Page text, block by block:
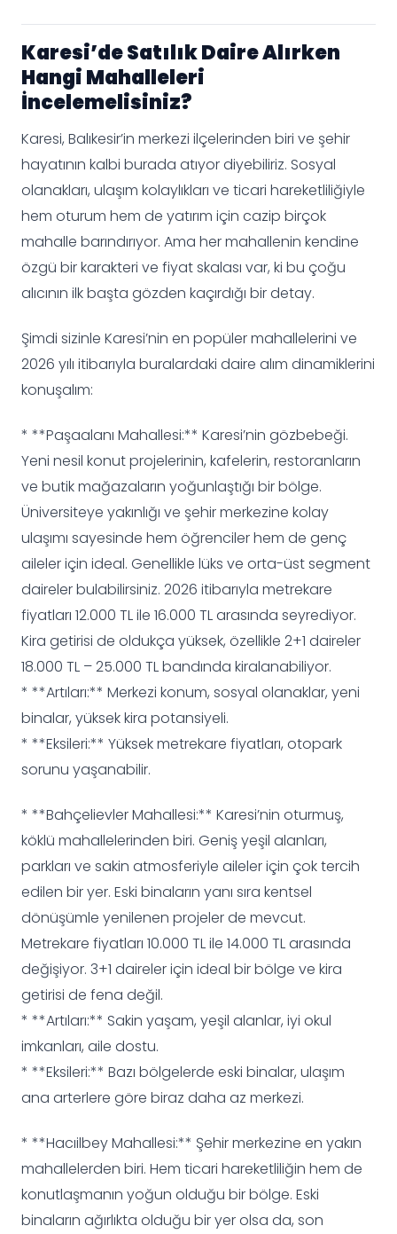
Karesi’de Satılık Daire Alırken
Hangi Mahalleleri
İncelemelisiniz?
Karesi, Balıkesir’in merkezi ilçelerinden biri ve şehir
hayatının kalbi burada atıyor diyebiliriz. Sosyal
olanakları, ulaşım kolaylıkları ve ticari hareketliliğiyle
hem oturum hem de yatırım için cazip birçok
mahalle barındırıyor. Ama her mahallenin kendine
özgü bir karakteri ve fiyat skalası var, ki bu çoğu
alıcının ilk başta gözden kaçırdığı bir detay.
Şimdi sizinle Karesi’nin en popüler mahallelerini ve
2026 yılı itibarıyla buralardaki daire alım dinamiklerini
konuşalım:
* **Paşaalanı Mahallesi:** Karesi’nin gözbebeği.
Yeni nesil konut projelerinin, kafelerin, restoranların
ve butik mağazaların yoğunlaştığı bir bölge.
Üniversiteye yakınlığı ve şehir merkezine kolay
ulaşımı sayesinde hem öğrenciler hem de genç
aileler için ideal. Genellikle lüks ve orta-üst segment
daireler bulabilirsiniz. 2026 itibarıyla metrekare
fiyatları 12.000 TL ile 16.000 TL arasında seyrediyor.
Kira getirisi de oldukça yüksek, özellikle 2+1 daireler
18.000 TL – 25.000 TL bandında kiralanabiliyor.
* **Artıları:** Merkezi konum, sosyal olanaklar, yeni
binalar, yüksek kira potansiyeli.
* **Eksileri:** Yüksek metrekare fiyatları, otopark
sorunu yaşanabilir.
* **Bahçelievler Mahallesi:** Karesi’nin oturmuş,
köklü mahallelerinden biri. Geniş yeşil alanları,
parkları ve sakin atmosferiyle aileler için çok tercih
edilen bir yer. Eski binaların yanı sıra kentsel
dönüşümle yenilenen projeler de mevcut.
Metrekare fiyatları 10.000 TL ile 14.000 TL arasında
değişiyor. 3+1 daireler için ideal bir bölge ve kira
getirisi de fena değil.
* **Artıları:** Sakin yaşam, yeşil alanlar, iyi okul
imkanları, aile dostu.
* **Eksileri:** Bazı bölgelerde eski binalar, ulaşım
ana arterlere göre biraz daha az merkezi.
* **Hacıilbey Mahallesi:** Şehir merkezine en yakın
mahallelerden biri. Hem ticari hareketliliğin hem de
konutlaşmanın yoğun olduğu bir bölge. Eski
binaların ağırlıkta olduğu bir yer olsa da, son